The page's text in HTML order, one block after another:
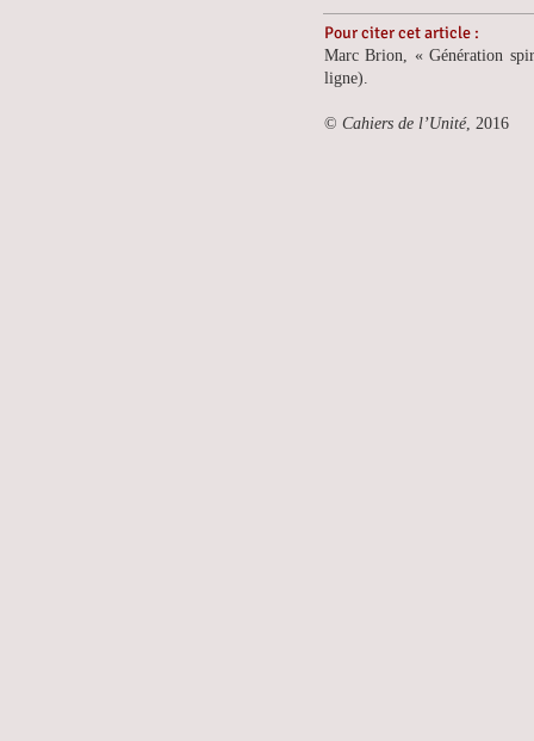
Pour citer cet article :
Marc Brion, « Génération
ligne).
© Cahiers de l’Unité, 2016